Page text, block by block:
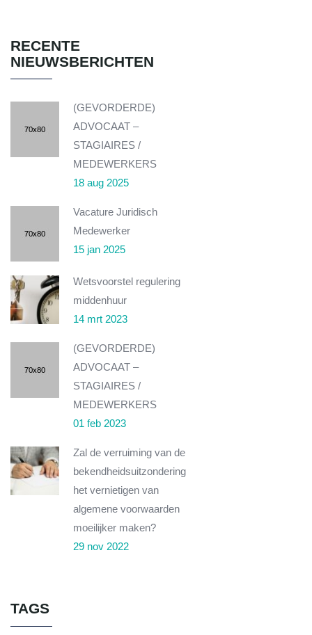
RECENTE
NIEUWSBERICHTEN
(GEVORDERDE)
ADVOCAAT –
STAGIAIRES /
MEDEWERKERS
18 aug 2025
Vacature Juridisch
Medewerker
15 jan 2025
Wetsvoorstel regulering
middenhuur
14 mrt 2023
(GEVORDERDE)
ADVOCAAT –
STAGIAIRES /
MEDEWERKERS
01 feb 2023
Zal de verruiming van de
bekendheidsuitzondering
het vernietigen van
algemene voorwaarden
moeilijker maken?
29 nov 2022
TAGS